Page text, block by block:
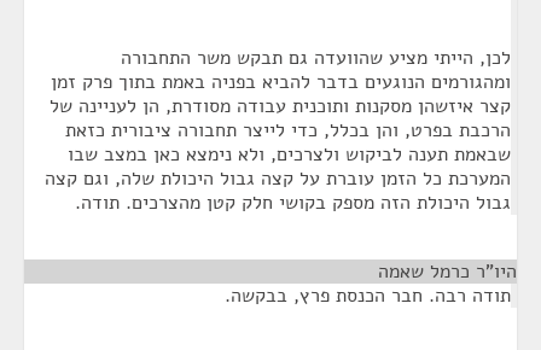
לכן, הייתי מציע שהוועדה גם תבקש משר התחבורה
ומהגורמים הנוגעים בדבר להביא בפניה באמת בתוך פרק זמן
קצר איזשהן מסקנות ותוכנית עבודה מסודרת, הן לעניינה של
הרכבת בפרט, והן בכלל, כדי לייצר תחבורה ציבורית כזאת
שבאמת תענה לביקוש ולצרכים, ולא נימצא כאן במצב שבו
המערכת כל הזמן עוברת על קצה גבול היכולת שלה, וגם קצה
גבול היכולת הזה מספק בקושי חלק קטן מהצרכים. תודה.
היו"ר כרמל שאמה
תודה רבה. חבר הכנסת פרץ, בבקשה.